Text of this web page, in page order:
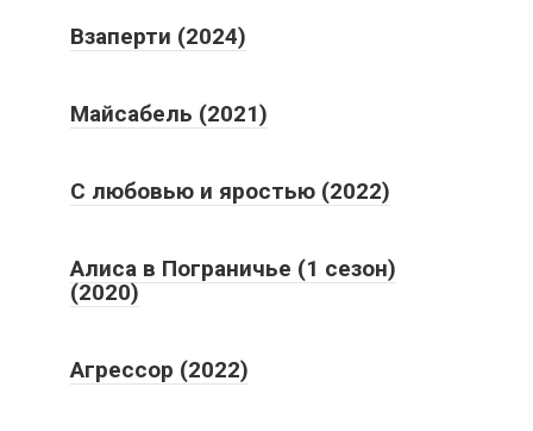
Взаперти (2024)
Майсабель (2021)
С любовью и яростью (2022)
Алиса в Пограничье (1 сезон)
(2020)
Агрессор (2022)